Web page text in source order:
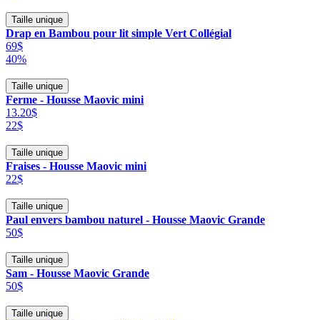
Taille unique
Drap en Bambou pour lit simple Vert Collégial
69$
40%
Taille unique
Ferme - Housse Maovic mini
13.20$
22$
Taille unique
Fraises - Housse Maovic mini
22$
Taille unique
Paul envers bambou naturel - Housse Maovic Grande
50$
Taille unique
Sam - Housse Maovic Grande
50$
Taille unique